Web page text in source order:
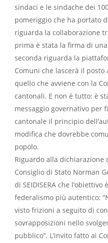
sindaci e le sindache dei
pomeriggio che ha portato
riguarda la collaborazione
prima è stata la firma di
seconda riguarda la
Comuni che lascerà il
quello che avviene con la
cantonali. E non è tutto: è
messaggio governativo per
cantonale il principio
modifica che dovrebbe
popolo.
Riguardo alla dichiarazione
Consiglio di Stato Norman
di SEIDISERA che
federalismo più autentico:
visto frizioni a seguito di
sovrapposizioni nello
pubblico”. L’invito fatto ai